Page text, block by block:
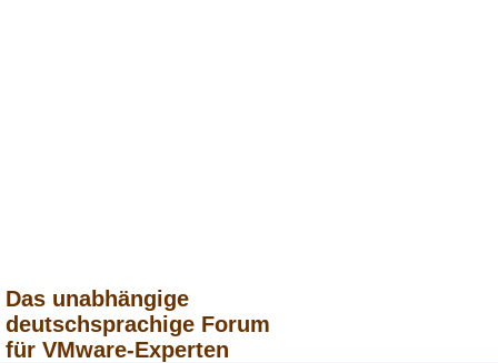
Das unabhängige
deutschsprachige Forum
für VMware-Experten